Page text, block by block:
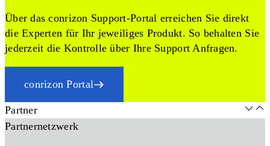
Über das conrizon Support-Portal erreichen Sie direkt
die Experten für Ihr jeweiliges Produkt. So behalten Sie
jederzeit die Kontrolle über Ihre Support Anfragen.
conrizon Portal
Partner
Partnernetzwerk